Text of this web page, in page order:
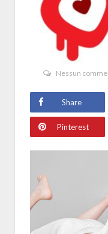
Nessun
Share
Pinterest